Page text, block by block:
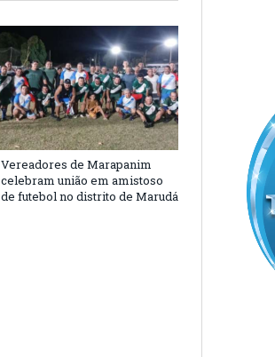
Vereadores de Marapanim
celebram união em amistoso
de futebol no distrito de Marudá